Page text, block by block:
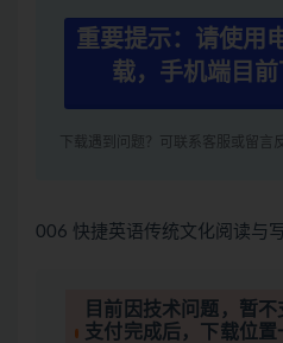
重要提示：请使用
载，手机端目前
下载遇到问题？可联系客服或留言
006 快捷英语传统文化阅读与
目前因技术问题，暂不
支付完成后，下载位